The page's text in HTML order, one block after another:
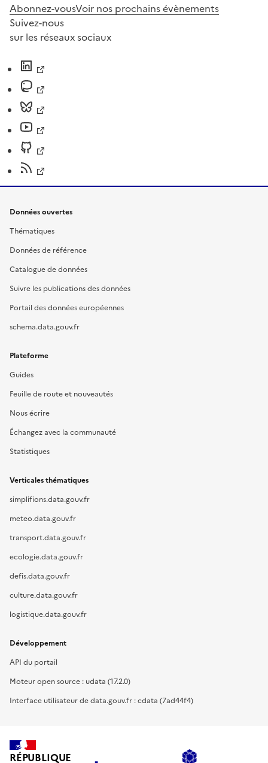
Abonnez-vousVoir nos prochains évènements
Suivez-nous
sur les réseaux sociaux
Données ouvertes
Thématiques
Données de référence
Catalogue de données
Suivre les publications des données
Portail des données européennes
schema.data.gouv.fr
Plateforme
Guides
Feuille de route et nouveautés
Nous écrire
Échangez avec la communauté
Statistiques
Verticales thématiques
simplifions.data.gouv.fr
meteo.data.gouv.fr
transport.data.gouv.fr
ecologie.data.gouv.fr
defis.data.gouv.fr
culture.data.gouv.fr
logistique.data.gouv.fr
Développement
API du portail
Moteur open source : udata (17.2.0)
Interface utilisateur de data.gouv.fr : cdata (7ad44f4)
RÉPUBLIQUE